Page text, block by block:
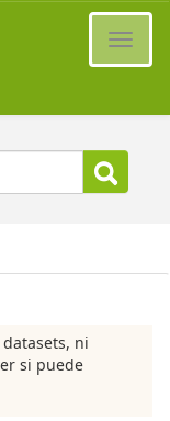
ni
si puede